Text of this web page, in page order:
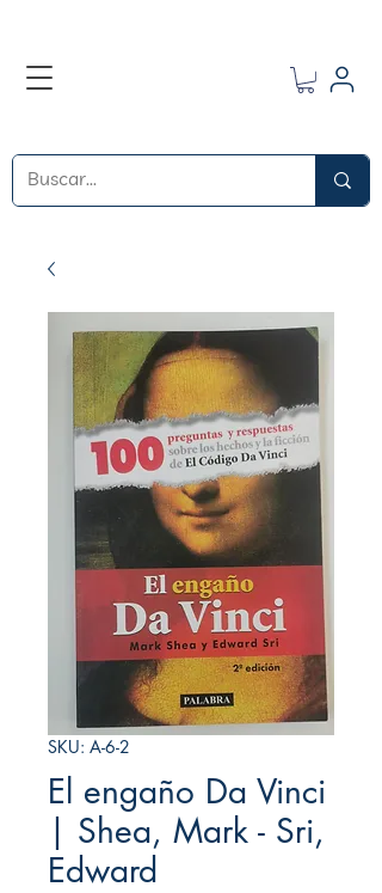
SKU: A-6-2
El engaño Da Vinci
| Shea, Mark - Sri,
Edward